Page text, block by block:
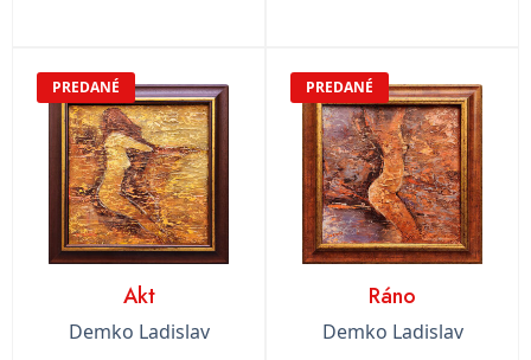
PREDANÉ
Akt
Demko Ladislav
PREDANÉ
Ráno
Demko Ladislav